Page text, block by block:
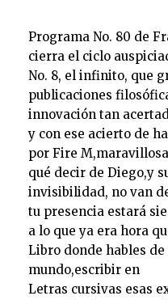
Programa No. 80 de
cierra el ciclo
No. 8, el infinito, que
publicaciones
innovación tan
y con ese acierto de
por Fire
qué decir de Diego,y
invisibilidad, no van
tu presencia estará
a lo que ya era hora
Libro donde hables
mundo,escribir en
Letras cursivas esas